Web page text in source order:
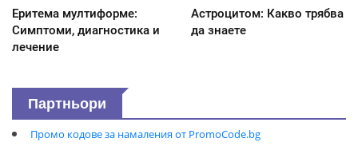
Еритема мултиформе:
Симптоми, диагностика и
лечение
Астроцитом: Какво трябва
да знаете
Партньори
Промо кодове за намаления от PromoCode.bg